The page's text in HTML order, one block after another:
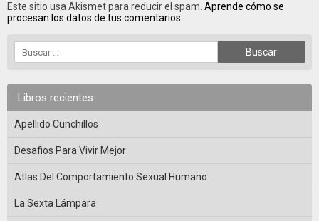
Este sitio usa Akismet para reducir el spam. Aprende cómo se
procesan los datos de tus comentarios.
Libros recientes
Apellido Cunchillos
Desafios Para Vivir Mejor
Atlas Del Comportamiento Sexual Humano
La Sexta Lámpara